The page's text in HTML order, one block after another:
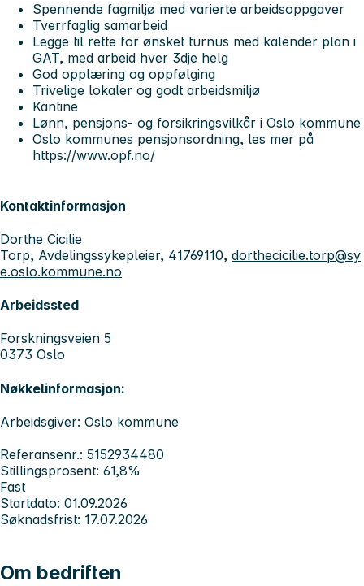
Spennende fagmiljø med varierte arbeidsoppgaver
Tverrfaglig samarbeid
Legge til rette for ønsket turnus med kalender plan i
GAT, med arbeid hver 3dje helg
God opplæring og oppfølging
Trivelige lokaler og godt arbeidsmiljø
Kantine
Lønn, pensjons- og forsikringsvilkår i Oslo kommune
Oslo kommunes pensjonsordning, les mer på
https://www.opf.no/
Kontaktinformasjon
Dorthe Cicilie
Torp, Avdelingssykepleier, 41769110, dorthecicilie.torp@sy
e.oslo.kommune.no
Arbeidssted
Forskningsveien 5
0373 Oslo
Nøkkelinformasjon:
Arbeidsgiver: Oslo kommune
Referansenr.: 5152934480
Stillingsprosent: 61,8%
Fast
Startdato: 01.09.2026
Søknadsfrist: 17.07.2026
Om bedriften